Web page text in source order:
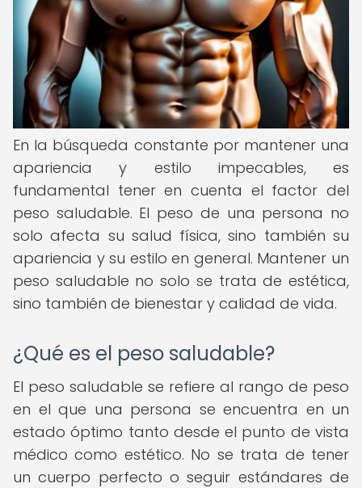
En la búsqueda constante por mantener una
apariencia y estilo impecables, es
fundamental tener en cuenta el factor del
peso saludable. El peso de una persona no
solo afecta su salud física, sino también su
apariencia y su estilo en general. Mantener un
peso saludable no solo se trata de estética,
sino también de bienestar y calidad de vida.
¿Qué es el peso saludable?
El peso saludable se refiere al rango de peso
en el que una persona se encuentra en un
estado óptimo tanto desde el punto de vista
médico como estético. No se trata de tener
un cuerpo perfecto o seguir estándares de